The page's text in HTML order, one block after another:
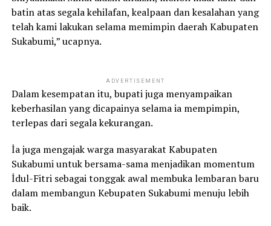
batin atas segala kehilafan, kealpaan dan kesalahan yang
telah kami lakukan selama memimpin daerah Kabupaten
Sukabumi,” ucapnya.
ADVERTISEMENT
Dalam kesempatan itu, bupati juga menyampaikan
keberhasilan yang dicapainya selama ia mempimpin,
terlepas dari segala kekurangan.
İa juga mengajak warga masyarakat Kabupaten
Sukabumi untuk bersama-sama menjadikan momentum
İdul-Fitri sebagai tonggak awal membuka lembaran baru
dalam membangun Kebupaten Sukabumi menuju lebih
baik.